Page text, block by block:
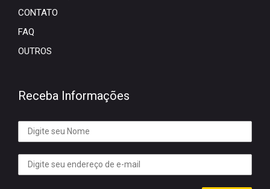
CONTATO
FAQ
OUTROS
Receba Informações